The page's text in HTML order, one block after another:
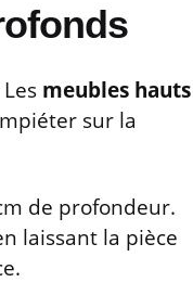
meubles hauts
sur la
de profondeur.
laissant la pièce